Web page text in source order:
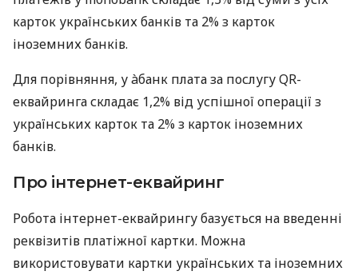
карток українських банків та 2% з карток
іноземних банків.
Для порівняння, у àбанк плата за послугу QR-
еквайринга складає 1,2% від успішної операції з
українських карток та 2% з карток іноземних
банків.
Про інтернет-еквайринг
Робота інтернет-еквайрингу базується на введенні
реквізитів платіжної картки. Можна
використовувати картки українських та іноземних